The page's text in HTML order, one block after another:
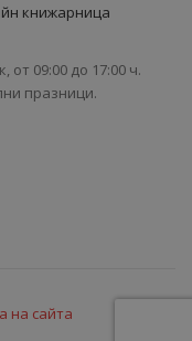
книжарница
09:00 до 17:00 ч.
празници.
на сайта